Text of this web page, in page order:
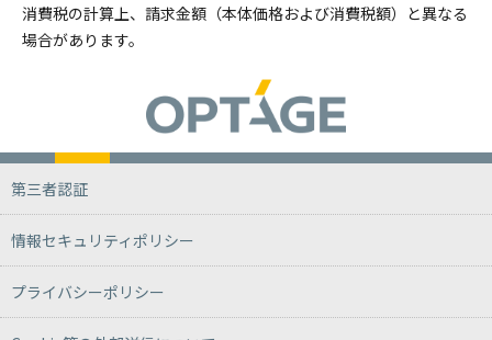
消費税の計算上、請求金額（本体価格および消費税額）と異なる
場合があります。
第三者認証
情報セキュリティポリシー
プライバシーポリシー